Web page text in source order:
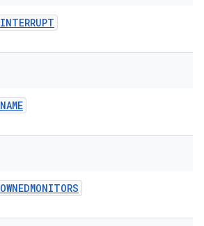
INTERRUPT
NAME
OWNEDMONITORS